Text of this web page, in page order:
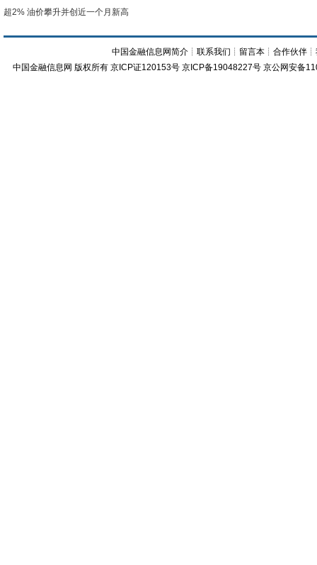
超2% 油价攀升并创近一个月新高
中国金融信息网简介 ┊联系我们 ┊ 留言本 ┊合作伙伴 ┊
中国金融信息网 版权所有 京ICP证120153号 京ICP备19048227号 京公网安备